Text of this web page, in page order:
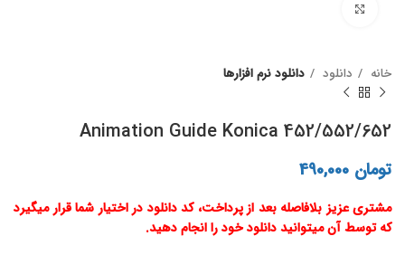
خانه دانلود دانلود نرم افزارها
Animation Guide Konica 452/552/652
تومان
مشتری عزیز بلافاصله بعد از پرداخت، کد دانلود در اختیار شما قرار میگیرد
که توسط آن میتوانید دانلود خود را انجام دهید.